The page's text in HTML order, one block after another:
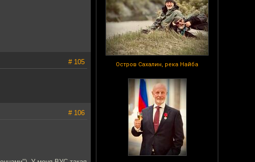
Остров Сахалин, река Найба
# 105
# 106